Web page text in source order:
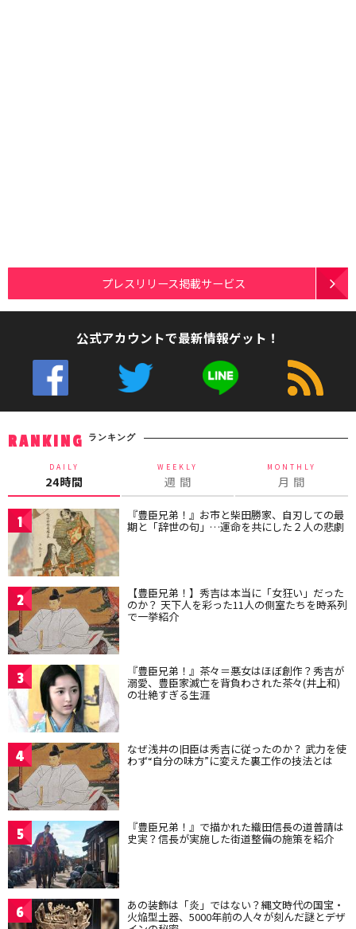
プレスリリース掲載サービス
公式アカウントで最新情報ゲット！
RANKING ランキング
DAILY
24時間
WEEKLY
週 間
MONTHLY
月 間
1 『豊臣兄弟！』お市と柴田勝家、自刃しての最
期と「辞世の句」…運命を共にした２人の悲劇
2 【豊臣兄弟！】秀吉は本当に「女狂い」だった
のか？ 天下人を彩った11人の側室たちを時系列
で一挙紹介
3 『豊臣兄弟！』茶々＝悪女はほぼ創作？秀吉が
溺愛、豊臣家滅亡を背負わされた茶々(井上和)
の壮絶すぎる生涯
4 なぜ浅井の旧臣は秀吉に従ったのか？ 武力を使
わず“自分の味方”に変えた裏工作の技法とは
5 『豊臣兄弟！』で描かれた織田信長の道普請は
史実？信長が実施した街道整備の施策を紹介
6 あの装飾は「炎」ではない？縄文時代の国宝・
火焔型土器、5000年前の人々が刻んだ謎とデザ